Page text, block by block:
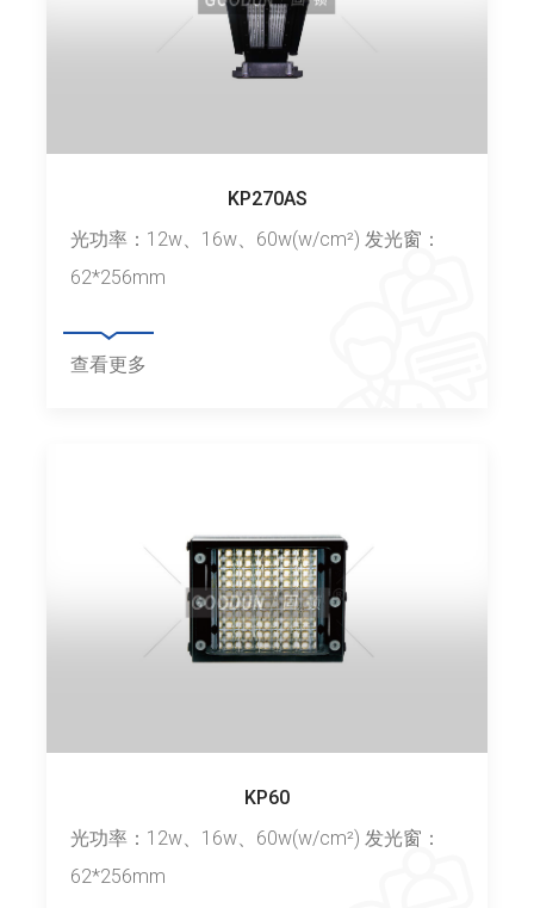
KP270AS
光功率：12w、16w、60w(w/cm²) 发光窗：
62*256mm
查看更多
KP60
光功率：12w、16w、60w(w/cm²) 发光窗：
62*256mm